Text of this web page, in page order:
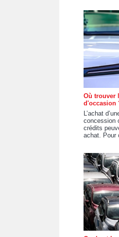
Où trouver
d'occasion
L’achat
concession
crédits
achat. Pour